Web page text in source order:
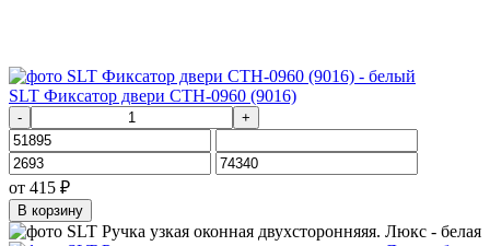
SLT Фиксатор двери СТН-0960 (9016)
- +
от 415 ₽
В корзину